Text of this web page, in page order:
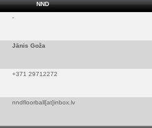
NND
-
Jānis Goža
+371 29712272
nndfloorball[at]inbox.lv